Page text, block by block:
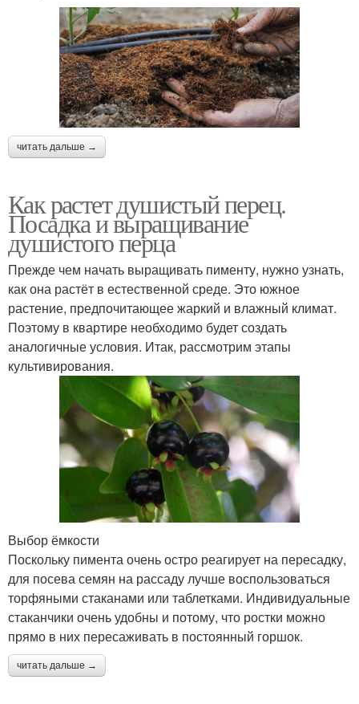
читать дальше →
Как растет душистый перец.
Посадка и выращивание
душистого перца
Прежде чем начать выращивать пименту, нужно узнать,
как она растёт в естественной среде. Это южное
растение, предпочитающее жаркий и влажный климат.
Поэтому в квартире необходимо будет создать
аналогичные условия. Итак, рассмотрим этапы
культивирования.
Выбор ёмкости
Поскольку пимента очень остро реагирует на пересадку,
для посева семян на рассаду лучше воспользоваться
торфяными стаканами или таблетками. Индивидуальные
стаканчики очень удобны и потому, что ростки можно
прямо в них пересаживать в постоянный горшок.
читать дальше →